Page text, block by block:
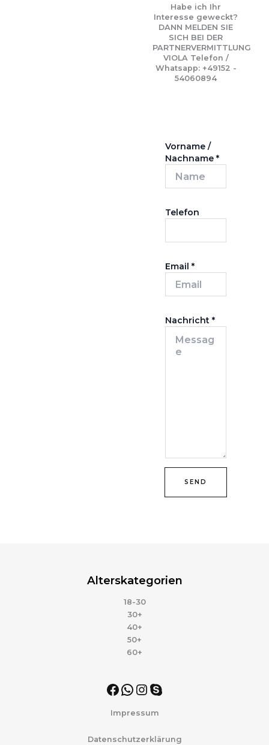
Habe ich Ihr
Interesse geweckt?
DANN MELDEN SIE
SICH BEI DER
PARTNERVERMITTLUNG
VIOLA Telefon /
Whatsapp: +49152 -
54060894
Vorname /
Nachname *
Telefon
Email *
Nachricht *
SEND
Alterskategorien
18-30
30+
40+
50+
60+
Impressum
Datenschutzerklärung